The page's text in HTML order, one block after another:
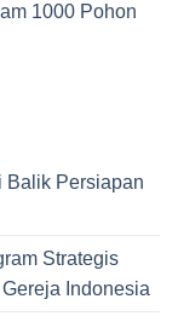
1000 Pohon
Balik Persiapan
Strategis
Indonesia